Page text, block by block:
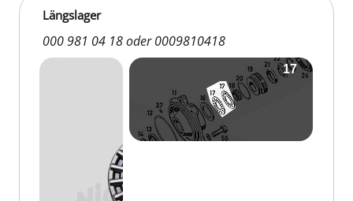
Längslager
000 981 04 18 oder 0009810418